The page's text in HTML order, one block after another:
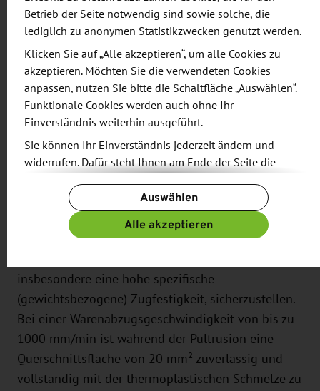
Prozess der Pultrusion. Hierbei gilt es die Viskosität
der Schmelze und die Verarbeitungstemperatur von
Thermoplast auf das biogene Fasermaterial
abzustimmen.
Der Prozess
Bei der Pultrusion wird die thermoplastische
Schmelze aus Granulaten erzeugt. Die
vollständigen Imprägnierung der Fasern sowie
einer gleichmäßigen Faserverteilung. Gleichzeitig
soll ein Faservolumenanteil von mindestens 50%
insbesondere eine hohe spezifische
(gewichtsbezogene) Zugfestigkeit, sicherzustellen.
Bei einer Warenabzugsgeschwindigkeit von bis zu
1000 mm/min ist während der Pultrusion eine
Querschnittsfläche von 20 mm² zuverlässig und
vollständig mit der thermoplastischen Schmelze zu
Betrieb der Seite notwendig sind sowie solche, die
lediglich zu anonymen Statistikzwecken genutzt werden.
Klicken Sie auf „Alle akzeptieren“, um alle Cookies zu
akzeptieren. Möchten Sie die verwendeten Cookies
anpassen, nutzen Sie bitte die Schaltfläche „Auswählen“.
Funktionale Cookies werden auch ohne Ihr
Einverständnis weiterhin ausgeführt.
Sie können Ihr Einverständnis jederzeit ändern und
widerrufen. Dafür steht Ihnen am Ende der Seite die
Verfügung.
Weitere Informationen finden Sie in unseren
Datenschutzbestimmungenund ergänzend in unserem
Auswählen
Alle akzeptieren